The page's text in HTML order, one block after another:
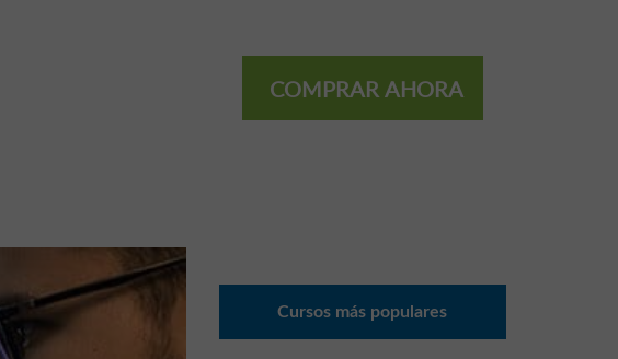
COMPRAR AHORA
Cursos más populares